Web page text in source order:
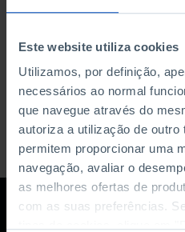
Este website utiliza cookies
Utilizamos, por definição,
necessários ao normal
que navegue através do
autoriza a utilização de outro
permitem proporcionar uma
navegação, avaliar o
as melhores ofertas de
com as suas preferências.